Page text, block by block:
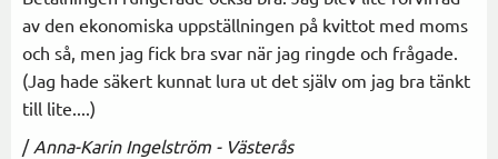
av den ekonomiska uppställningen på kvittot med moms
och så, men jag fick bra svar när jag ringde och frågade.
(Jag hade säkert kunnat lura ut det själv om jag bra tänkt
till lite....)
/ Anna-Karin Ingelström - Västerås